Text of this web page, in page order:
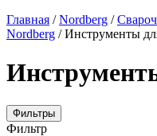
Главная /Nordberg /
Nordberg / Инструменты
Фильтры
Фильтр